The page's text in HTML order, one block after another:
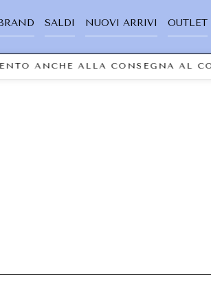
SALDI NUOVI ARRIVI OUTLET
ANCHE ALLA CONSEGNA AL